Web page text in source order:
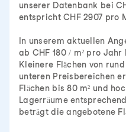
unserer Datenbank bei
entspricht CHF 2907 pro
In unserem aktuellen
ab CHF 180 / m² pro
Kleinere Flächen von
unteren Preisbereichen
Flächen bis 80 m² und
Lagerräume
beträgt die angebotene